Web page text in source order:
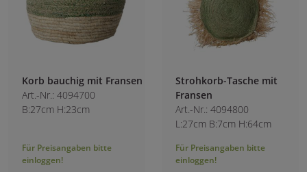
Korb bauchig mit Fransen
Art.-Nr.: 4094700
B:27cm H:23cm
Für Preisangaben bitte
einloggen!
Strohkorb-Tasche mit
Fransen
Art.-Nr.: 4094800
L:27cm B:7cm H:64cm
Für Preisangaben bitte
einloggen!